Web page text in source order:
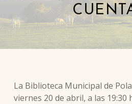
La Biblioteca Municipal de
viernes 20 de abril, a las 19:30